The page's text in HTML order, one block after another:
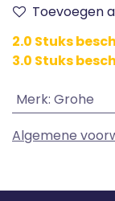
Toevoegen
2.0 Stuks
3.0 Stuks
Merk: Grohe
Algemene